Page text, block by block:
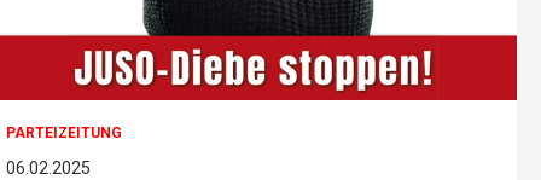
PARTEIZEITUNG
06.02.2025